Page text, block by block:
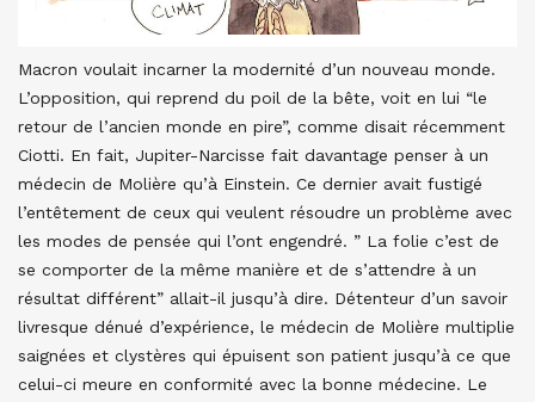
Macron voulait incarner la modernité d’un nouveau monde.
L’opposition, qui reprend du poil de la bête, voit en lui “le
retour de l’ancien monde en pire”, comme disait récemment
Ciotti. En fait, Jupiter-Narcisse fait davantage penser à un
médecin de Molière qu’à Einstein. Ce dernier avait fustigé
l’entêtement de ceux qui veulent résoudre un problème avec
les modes de pensée qui l’ont engendré. ” La folie c’est de
se comporter de la même manière et de s’attendre à un
résultat différent” allait-il jusqu’à dire. Détenteur d’un savoir
livresque dénué d’expérience, le médecin de Molière multiplie
saignées et clystères qui épuisent son patient jusqu’à ce que
celui-ci meure en conformité avec la bonne médecine. Le